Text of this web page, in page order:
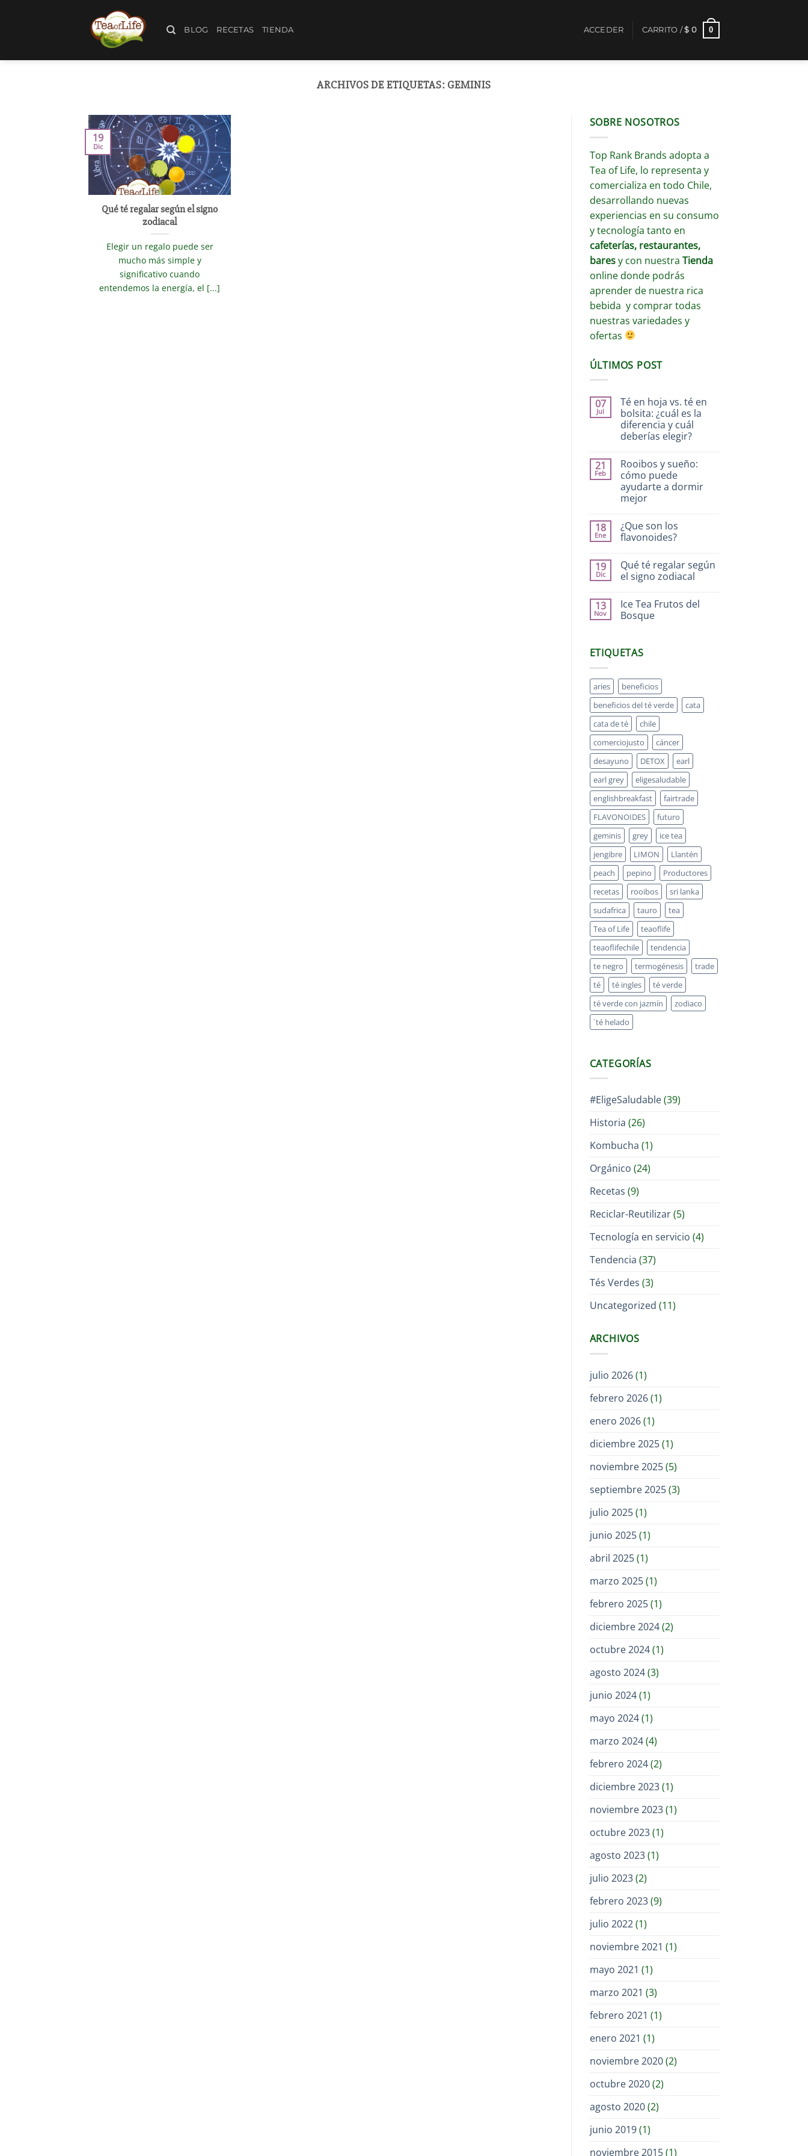
BLOG RECETAS TIENDA ACCEDER CARRITO /$ 0 0
ARCHIVOS DE ETIQUETAS: GEMINIS
Qué té regalar según el signo
zodiacal
Elegir un regalo puede ser
mucho más simple y
significativo cuando
entendemos la energía, el [...]
19
Dic
SOBRE NOSOTROS
Top Rank Brands adopta a
Tea of Life, lo representa y
comercializa en todo Chile,
desarrollando nuevas
experiencias en su consumo
y tecnología tanto en
cafeterías, restaurantes,
baresy con nuestra Tienda
online donde podrás
aprender de nuestra rica
bebida y comprar todas
nuestras variedades y
ofertas
ÚLTIMOS POST
07
Jul
Té en hoja vs. té en
bolsita: ¿cuál es la
diferencia y cuál
deberías elegir?
21
Feb
Rooibos y sueño:
cómo puede
ayudarte a dormir
mejor
18
Ene
¿Que son los
flavonoides?
19
Dic
Qué té regalar según
el signo zodiacal
13
Nov
Ice Tea Frutos del
Bosque
ETIQUETAS
aries
beneficios
beneficios del té verde
cata
cata de té
chile
comerciojusto
cáncer
desayuno
DETOX
earl
earl grey
eligesaludable
englishbreakfast
fairtrade
FLAVONOIDES
futuro
geminis
grey
ice tea
jengibre
LIMON
Llantén
peach
pepino
Productores
recetas
rooibos
sri lanka
sudafrica
tauro
tea
Tea of Life
teaoflife
teaoflifechile
tendencia
te negro
termogénesis
trade
té
té ingles
té verde
té verde con jazmín
zodiaco
´té helado
CATEGORÍAS
#EligeSaludable(39)
Historia (26)
Kombucha (1)
Orgánico (24)
Recetas (9)
Reciclar-Reutilizar(5)
Tecnología en servicio (4)
Tendencia (37)
Tés Verdes (3)
Uncategorized (11)
ARCHIVOS
julio 2026(1)
febrero 2026(1)
enero 2026(1)
diciembre 2025(1)
noviembre 2025(5)
septiembre 2025(3)
julio 2025(1)
junio 2025(1)
abril 2025(1)
marzo 2025(1)
febrero 2025(1)
diciembre 2024(2)
octubre 2024(1)
agosto 2024(3)
junio 2024(1)
mayo 2024(1)
marzo 2024(4)
febrero 2024(2)
diciembre 2023(1)
noviembre 2023(1)
octubre 2023(1)
agosto 2023(1)
julio 2023(2)
febrero 2023(9)
julio 2022(1)
noviembre 2021 (1)
mayo 2021 (1)
marzo 2021 (3)
febrero 2021 (1)
enero 2021 (1)
noviembre 2020(2)
octubre 2020(2)
agosto 2020(2)
junio 2019(1)
noviembre 2015(1)